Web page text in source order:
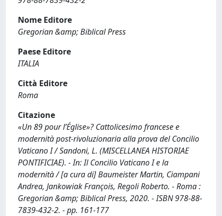
Nome Editore
Gregorian &amp; Biblical Press
Paese Editore
ITALIA
Città Editore
Roma
Citazione
«Un 89 pour l’Église»? Cattolicesimo francese e
modernità post-rivoluzionaria alla prova del Concilio
Vaticano I / Sandoni, L. (MISCELLANEA HISTORIAE
PONTIFICIAE). - In: Il Concilio Vaticano I e la
modernità / [a cura di] Baumeister Martin, Ciampani
Andrea, Jankowiak François, Regoli Roberto. - Roma :
Gregorian &amp; Biblical Press, 2020. - ISBN 978-88-
7839-432-2. - pp. 161-177